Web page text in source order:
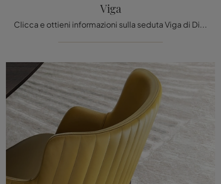
Viga
Clicca e ottieni informazioni sulla seduta Viga di Ditre Italia in pelle: le più originali Sedie fisse design ti aspettano.